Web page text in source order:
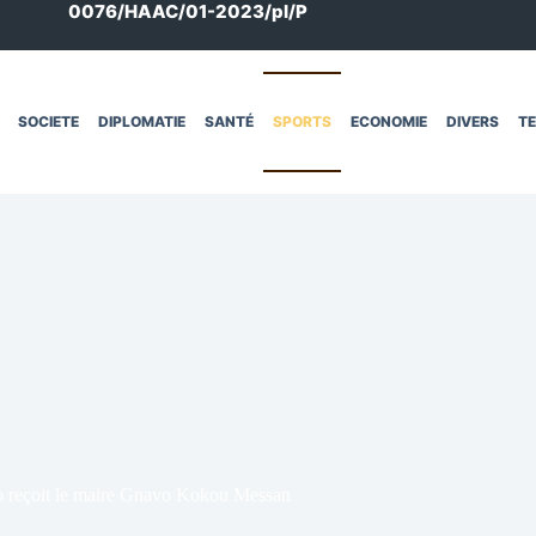
0076/HAAC/01-2023/pl/P
SOCIETE DIPLOMATIE SANTÉ SPORTS ECONOMIE DIVERS